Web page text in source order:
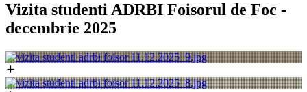
Vizita studenti ADRBI Foisorul de Foc -
decembrie 2025